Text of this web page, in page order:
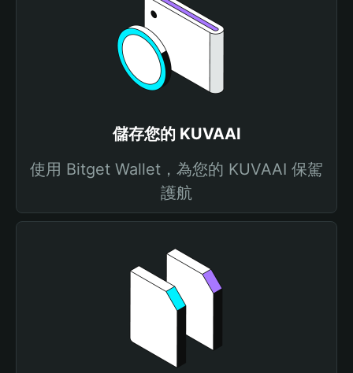
儲存您的 KUVAAI
使用 Bitget Wallet，為您的 KUVAAI 保駕
護航